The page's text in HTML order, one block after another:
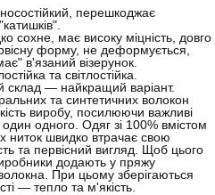
перешкоджає
сохне, має високу міцність, довго
форму, не деформується,
в'язаний візерунок.
та світлостійка.
склад — найкращий варіант.
та синтетичних волокон
виробу, посилюючи важливі
один одного. Одяг зі 100% вмістом
ниток швидко втрачає свою
та первісний вигляд. Щоб цього
додають у пряжу
При цьому зберігаються
— тепло та м'якість.